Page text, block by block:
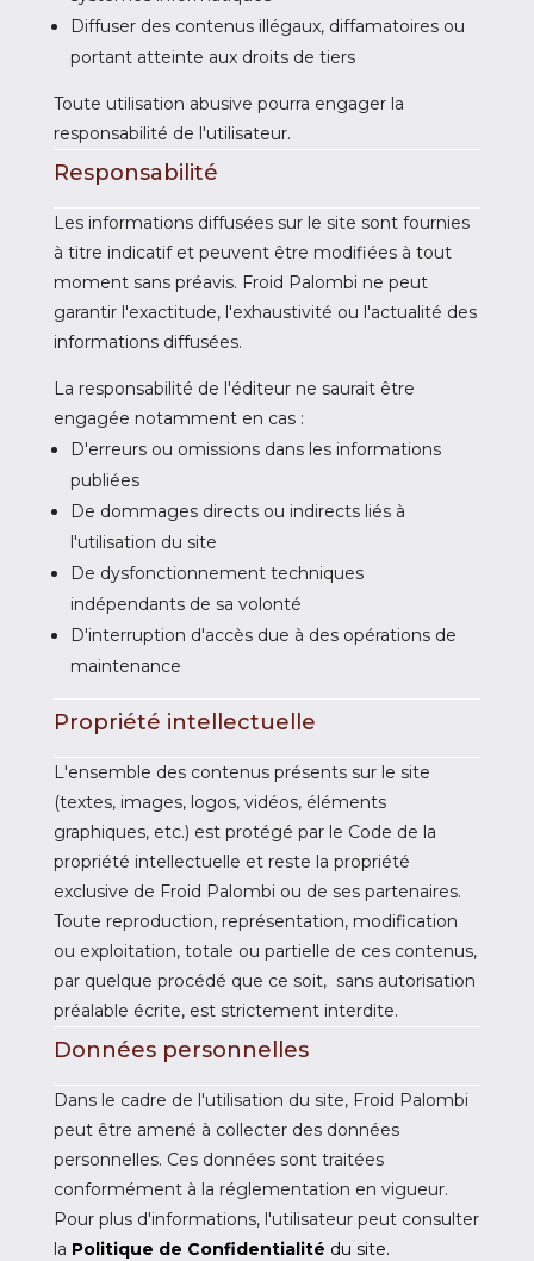
Diffuser des contenus illégaux, diffamatoires ou
portant atteinte aux droits de tiers
Toute utilisation abusive pourra engager la
responsabilité de l'utilisateur.
Responsabilité
Les informations diffusées sur le site sont fournies
à titre indicatif et peuvent être modifiées à tout
moment sans préavis. Froid Palombi ne peut
garantir l'exactitude, l'exhaustivité ou l'actualité des
informations diffusées.
La responsabilité de l'éditeur ne saurait être
engagée notamment en cas :
D'erreurs ou omissions dans les informations
publiées
De dommages directs ou indirects liés à
l'utilisation du site
De dysfonctionnement techniques
indépendants de sa volonté
D'interruption d'accès due à des opérations de
maintenance
Propriété intellectuelle
L'ensemble des contenus présents sur le site
(textes, images, logos, vidéos, éléments
graphiques, etc.) est protégé par le Code de la
propriété intellectuelle et reste la propriété
exclusive de Froid Palombi ou de ses partenaires.
Toute reproduction, représentation, modification
ou exploitation, totale ou partielle de ces contenus,
par quelque procédé que ce soit, sans autorisation
préalable écrite, est strictement interdite.
Données personnelles
Dans le cadre de l'utilisation du site, Froid Palombi
peut être amené à collecter des données
personnelles. Ces données sont traitées
conformément à la réglementation en vigueur.
Pour plus d'informations, l'utilisateur peut consulter
la Politique de Confidentialité du site.